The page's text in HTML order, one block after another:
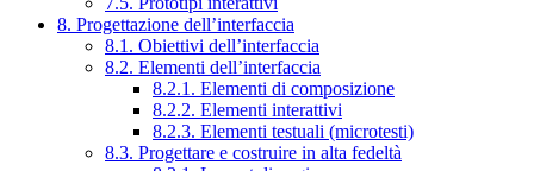
8. Progettazione dell’interfaccia
8.1. Obiettivi dell’interfaccia
8.2. Elementi dell’interfaccia
8.2.1. Elementi di composizione
8.2.2. Elementi interattivi
8.2.3. Elementi testuali (microtesti)
8.3. Progettare e costruire in alta fedeltà